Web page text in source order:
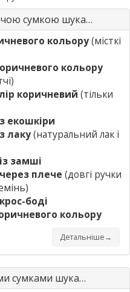
сумкою шукають
кольору(місткі
кольору
коричневий (тільки
з екошкіри
з лаку(натуральний лак і
із замші
через плече (довгі ручки
крос-боді
кольору
Детальніше→
шукають